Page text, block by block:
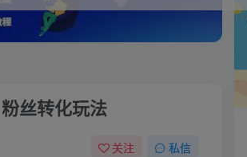
丝转化玩法
关注 私信